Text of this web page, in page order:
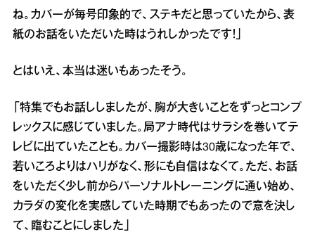
ね。カバーが毎号印象的で、ステキだと思っていたから、表
紙のお話をいただいた時はうれしかったです！」
とはいえ、本当は迷いもあったそう。
「特集でもお話ししましたが、胸が大きいことをずっとコンプ
レックスに感じていました。局アナ時代はサラシを巻いてテ
レビに出ていたことも。カバー撮影時は30歳になった年で、
若いころよりはハリがなく、形にも自信はなくて。ただ、お話
をいただく少し前からパーソナルトレーニングに通い始め、
カラダの変化を実感していた時期でもあったので意を決し
て、臨むことにしました」